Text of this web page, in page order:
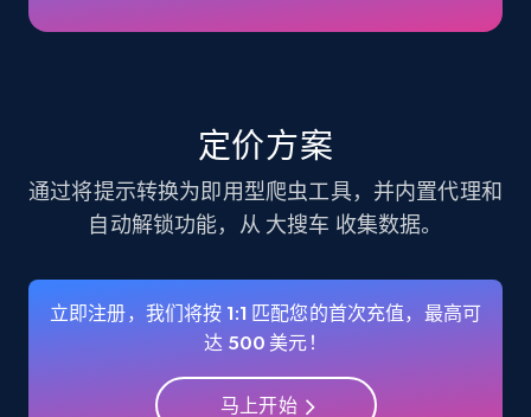
22.3K+ 3.5K+ 立即购买
Crunchbase companies information
Industries, Operating status, and more.
定价方案
通过将提示转换为即用型爬虫工具，并内置代理和
自动解锁功能，从 大搜车 收集数据。
立即注册，我们将按 1:1 匹配您的首次充值，最高可
达 500 美元！
马上开始